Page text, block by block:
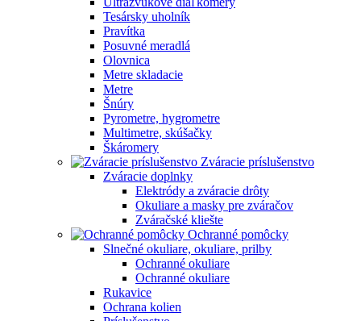
Tesársky uholník
Pravítka
Posuvné meradlá
Olovnica
Metre skladacie
Metre
Šnúry
Pyrometre, hygrometre
Multimetre, skúšačky
Škáromery
Zváracie príslušenstvo
Zváracie doplnky
Elektródy a zváracie drôty
Okuliare a masky pre zváračov
Zváračské kliešte
Ochranné pomôcky
Slnečné okuliare, okuliare, prilby
Ochranné okuliare
Ochranné okuliare
Rukavice
Ochrana kolien